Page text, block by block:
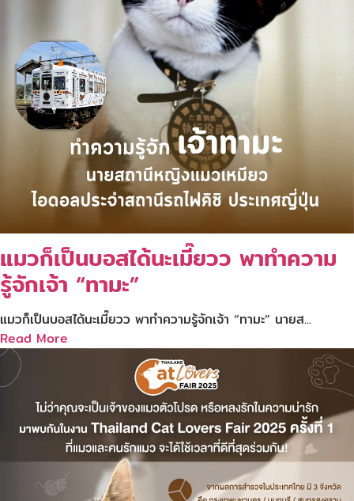
แมวก็เป็นบอสได้นะเมี๊ยวว พาทำความ
รู้จักเจ้า “ทามะ”
แมวก็เป็นบอสได้นะเมี๊ยวว พาทำความรู้จักเจ้า “ทามะ” นายส...
Read More